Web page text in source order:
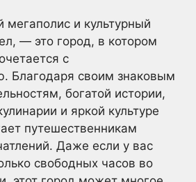
и культурный
— это город, в котором
с
Благодаря своим знаковым
богатой истории,
и яркой культуре
путешественникам
Даже если у вас
свободных часов во